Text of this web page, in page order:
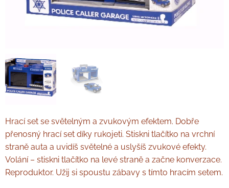
Hrací set se světelným a zvukovým efektem. Dobře
přenosný hrací set díky rukojeti. Stiskni tlačítko na vrchní
straně auta a uvidíš světelné a uslyšíš zvukové efekty.
Volání – stiskni tlačítko na levé straně a začne konverzace.
Reproduktor. Užij si spoustu zábavy s tímto hracím setem.